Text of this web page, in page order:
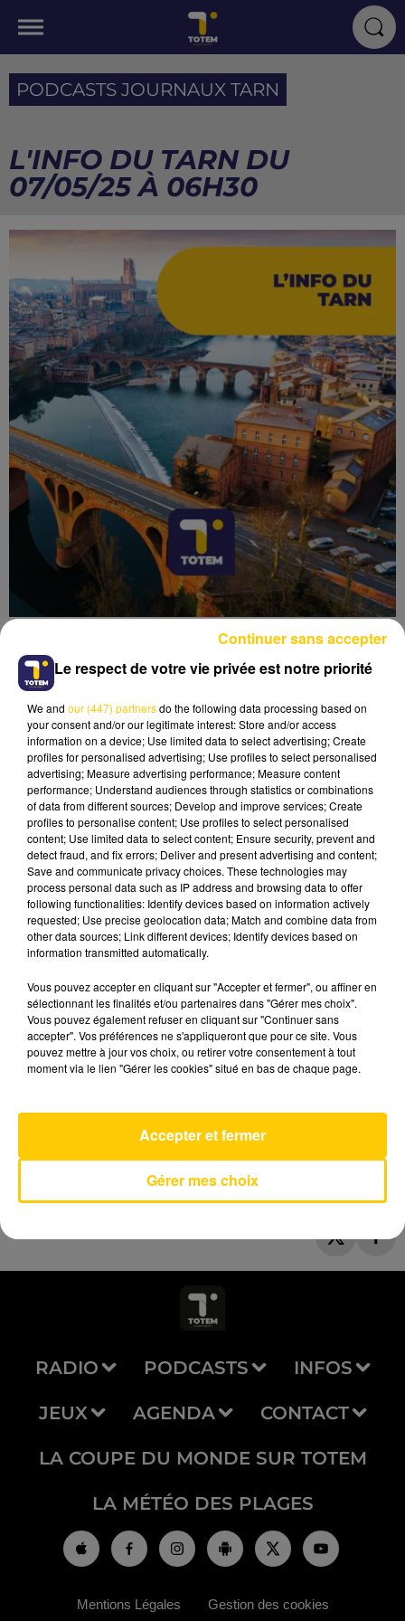
PODCASTS JOURNAUX TARN
L'INFO DU TARN DU
07/05/25 À 06H30
Lecture (4 min 6 sec)
7 mai 2025 - 4 min 6 sec
L'INFO DU TARN DU 07/05/25 À 06H30
L'info du Tarn
AVEYRON NORD
RADIO PODCASTS INFOS
JEUX AGENDA CONTACT
LA COUPE DU MONDE SUR TOTEM
LA MÉTÉO DES PLAGES
Mentions Légales Gestion des cookies
Le respect de votre vie privée est notre priorité
We and our (447) partnersdo the following data processing based on
your consent and/or our legitimate interest: Store and/or access
information on a device; Use limited data to select advertising; Create
profiles for personalised advertising; Use profiles to select personalised
advertising; Measure advertising performance; Measure content
performance; Understand audiences through statistics or combinations
of data from different sources; Develop and improve services; Create
profiles to personalise content; Use profiles to select personalised
content; Use limited data to select content; Ensure security, prevent and
detect fraud, and fix errors; Deliver and present advertising and content;
Save and communicate privacy choices. These technologies may
process personal data such as IP address and browsing data to offer
following functionalities: Identify devices based on information actively
requested; Use precise geolocation data; Match and combine data from
other data sources; Link different devices; Identify devices based on
information transmitted automatically.
Vous pouvez accepter en cliquant sur "Accepter et fermer", ou affiner en
sélectionnant les finalités et/ou partenaires dans "Gérer mes choix".
Vous pouvez également refuser en cliquant sur "Continuer sans
accepter". Vos préférences ne s'appliqueront que pour ce site. Vous
pouvez mettre à jour vos choix, ou retirer votre consentement à tout
moment via le lien "Gérer les cookies" situé en bas de chaque page.
Gérer mes choix
Accepter et fermer
Continuer sans accepter